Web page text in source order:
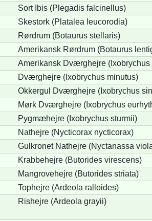
Sort Ibis (Plegadis falcinellus)
Skestork (Platalea leucorodia)
Rørdrum (Botaurus stellaris)
Amerikansk Rørdrum (Botaurus
Amerikansk Dværghejre (Ixobrychus
Dværghejre (Ixobrychus minutus)
Okkergul Dværghejre (Ixobrychus
Mørk Dværghejre (Ixobrychus
Pygmæhejre (Ixobrychus sturmii)
Nathejre (Nycticorax nycticorax)
Gulkronet Nathejre (Nyctanassa
Krabbehejre (Butorides virescens)
Mangrovehejre (Butorides striata)
Tophejre (Ardeola ralloides)
Rishejre (Ardeola grayii)